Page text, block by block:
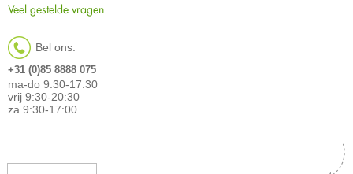
Veel gestelde vragen
Bel ons:
+31 (0)85 8888 075
ma-do 9:30-17:30
vrij 9:30-20:30
za 9:30-17:00